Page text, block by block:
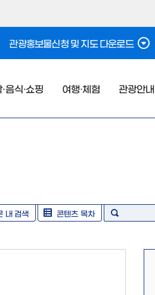
관광홍보물신청 및 지도 다운로드
음식·쇼핑 여행·체험 관광안내
내 검색 콘텐츠 목차